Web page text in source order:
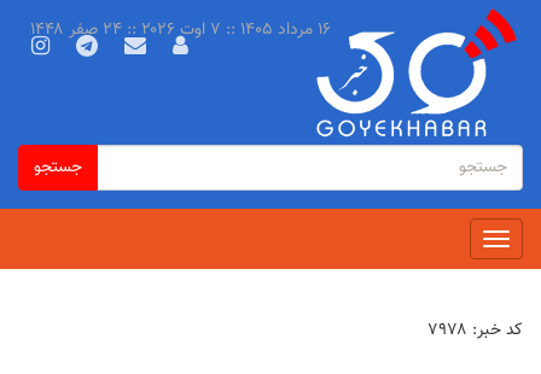
فرم
جستجو
جستجو
جستجو
Toggle
navigation
۱۶ مرداد ۱۴۰۵ :: ۷ اوت ۲۰۲۶ :: ۲۴ صفر ۱۴۴۸
کد خبر: ۷۹۷۸